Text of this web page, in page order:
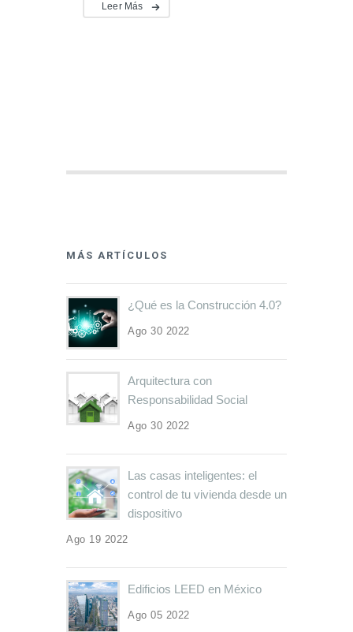
Leer Más
MÁS ARTÍCULOS
¿Qué es la Construcción 4.0?
Ago 30 2022
Arquitectura con
Responsabilidad Social
Ago 30 2022
Las casas inteligentes: el
control de tu vivienda desde un
dispositivo
Ago 19 2022
Edificios LEED en México
Ago 05 2022